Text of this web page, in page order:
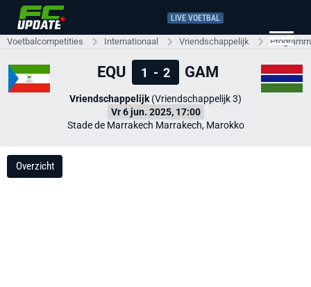
LIVE VOETBAL
Voetbalcompetities Internationaal Vriendschappelijk
EQU 1 - 2 GAM
Vriendschappelijk (Vriendschappelijk 3)
Vr 6 jun. 2025, 17:00
Stade de Marrakech Marrakech, Marokko
Overzicht